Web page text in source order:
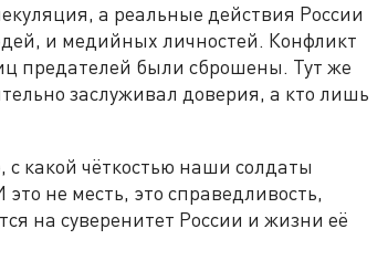
а реальные действия России
и медийных личностей. Конфликт
предателей были сброшены. Тут же
заслуживал доверия, а кто лишь
с какой чёткостью наши солдаты
не месть, это справедливость,
на суверенитет России и жизни её